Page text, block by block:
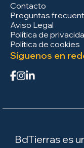
Contacto
Preguntas
Aviso Legal
Política de
Política de cookies
Síguenos en
BdTierras es